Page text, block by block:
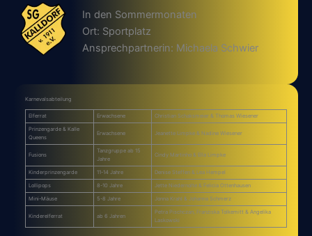
In den Sommermonaten
Ort: Sportplatz
Ansprechpartnerin: Michaela Schwier
Karnevalsabteilung
Elferrat Erwachsene Christian Schaksmeier & Thomas Wiesener
Prinzengarde & Kalle
Queens
Erwachsene Jeanette Limpke & Nadine Wiesener
Fusions
Tanzgruppe ab 15
Jahre
Cindy Martinho & Ella Limpke
Kinderprinzengarde 11-14 Jahre Denise Steffen & Lea Hempel
Lollipops 8-10 Jahre Jette Niedernolte & Felicia Ottenhausen
Mini-Mäuse 5-8 Jahre Jonna Krahl & Johanna Schmerz
Kinderelferrat ab 6 Jahren
Petra Pischczan, Franziska Tolkemitt & Angelika
Laskowski